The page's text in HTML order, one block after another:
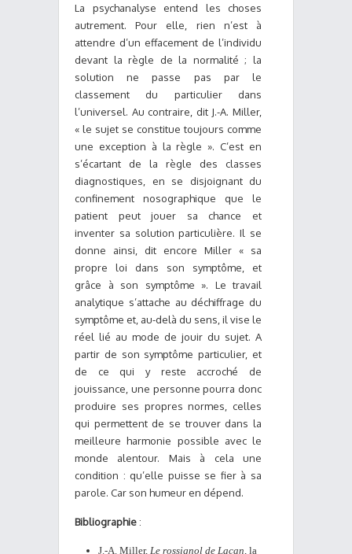
La psychanalyse entend les choses
autrement. Pour elle, rien n’est à
attendre d’un effacement de l’individu
devant la règle de la normalité ; la
solution ne passe pas par le
classement du particulier dans
l’universel. Au contraire, dit J.-A. Miller,
« le sujet se constitue toujours comme
une exception à la règle ». C’est en
s’écartant de la règle des classes
diagnostiques, en se disjoignant du
confinement nosographique que le
patient peut jouer sa chance et
inventer sa solution particulière. Il se
donne ainsi, dit encore Miller « sa
propre loi dans son symptôme, et
grâce à son symptôme ». Le travail
analytique s’attache au déchiffrage du
symptôme et, au-delà du sens, il vise le
réel lié au mode de jouir du sujet. A
partir de son symptôme particulier, et
de ce qui y reste accroché de
jouissance, une personne pourra donc
produire ses propres normes, celles
qui permettent de se trouver dans la
meilleure harmonie possible avec le
monde alentour. Mais à cela une
condition : qu’elle puisse se fier à sa
parole. Car son humeur en dépend.
Bibliographie:
J.-A. Miller, Le rossignol de Lacan, la